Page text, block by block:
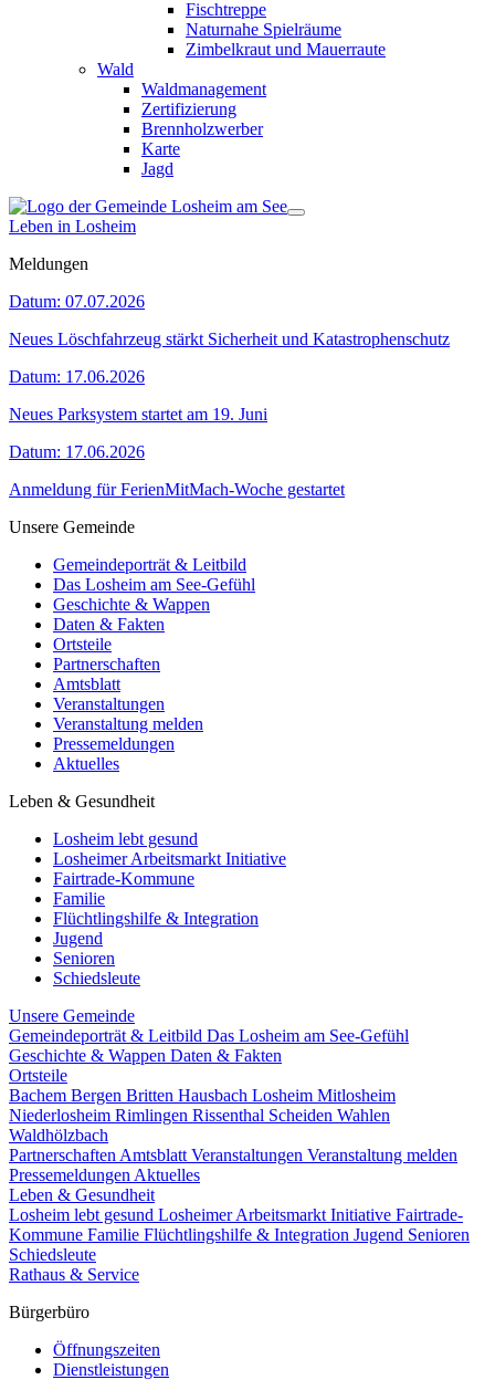
Fischtreppe
Naturnahe Spielräume
Zimbelkraut und Mauerraute
Wald
Waldmanagement
Zertifizierung
Brennholzwerber
Karte
Jagd
Leben in Losheim
Meldungen
Datum: 07.07.2026
Neues Löschfahrzeug stärkt Sicherheit und Katastrophenschutz
Datum: 17.06.2026
Neues Parksystem startet am 19. Juni
Datum: 17.06.2026
Anmeldung für FerienMitMach-Woche gestartet
Unsere Gemeinde
Gemeindeporträt & Leitbild
Das Losheim am See-Gefühl
Geschichte & Wappen
Daten & Fakten
Ortsteile
Partnerschaften
Amtsblatt
Veranstaltungen
Veranstaltung melden
Pressemeldungen
Aktuelles
Leben & Gesundheit
Losheim lebt gesund
Losheimer Arbeitsmarkt Initiative
Fairtrade-Kommune
Familie
Flüchtlingshilfe & Integration
Jugend
Senioren
Schiedsleute
Unsere Gemeinde
Gemeindeporträt & Leitbild Das Losheim am See-Gefühl
Geschichte & Wappen Daten & Fakten
Ortsteile
Bachem Bergen Britten Hausbach Losheim Mitlosheim
Niederlosheim Rimlingen Rissenthal Scheiden Wahlen
Waldhölzbach
Partnerschaften Amtsblatt Veranstaltungen Veranstaltung melden
Pressemeldungen Aktuelles
Leben & Gesundheit
Losheim lebt gesund Losheimer Arbeitsmarkt Initiative Fairtrade-
Kommune Familie Flüchtlingshilfe & Integration Jugend Senioren
Schiedsleute
Rathaus & Service
Bürgerbüro
Öffnungszeiten
Dienstleistungen